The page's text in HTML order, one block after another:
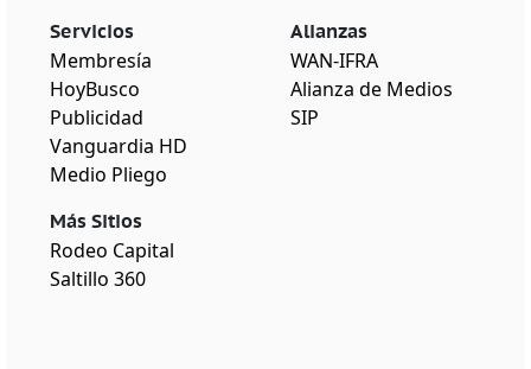
Servicios
Membresía
HoyBusco
Publicidad
Vanguardia HD
Medio Pliego
Más Sitios
Rodeo Capital
Saltillo 360
Alianzas
WAN-IFRA
Alianza de Medios
SIP